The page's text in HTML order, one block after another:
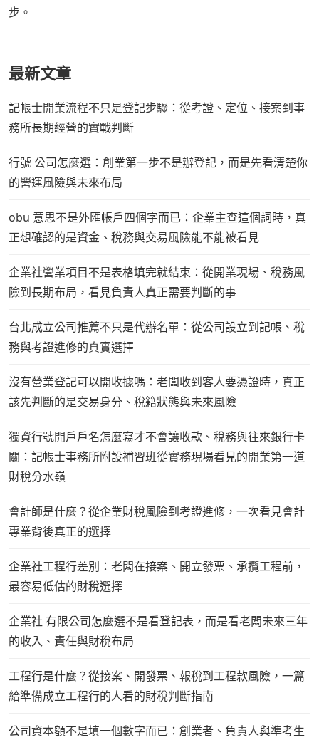
步。
最新文章
記帳士開業流程不只是登記步驟：從考證、定位、接案到事
務所長期經營的實戰判斷
行號 公司怎麼選：創業第一步不是辦登記，而是先看清楚你
的營運風險與未來布局
obu 意思不是外匯帳戶四個字而已：企業主查這個詞時，真
正想確認的是資金、稅務與交易風險能不能被看見
企業社營業項目不是表格填完就結束：從開業現場、稅務風
險到長期布局，看見負責人真正需要判斷的事
台北成立公司推薦不只是代辦名單：從公司設立到記帳、稅
務與考證進修的真實選擇
沒有營業登記可以開收據嗎：老闆收到客人要憑證時，真正
該先判斷的是交易身分、稅籍狀態與未來風險
獨資行號開戶戶名怎麼寫才不會讓收款、稅務與往來銀行卡
關：記帳士事務所附設補習班從實務現場看見的開業第一道
財稅分水嶺
會計師是什麼？從企業財稅風險到考證進修，一次看見會計
專業背後真正的選擇
企業社工程行差別：老闆在接案、開立發票、承攬工程前，
最容易低估的財稅選擇
企業社 有限公司怎麼選不是看登記表，而是看老闆未來三年
的收入、責任與財稅布局
工程行是什麼？從接案、開發票、報稅到工程款風險，一篇
給準備成立工程行的人看的財稅判斷指南
公司資本額不是填一個數字而已：創業者、負責人與準考生